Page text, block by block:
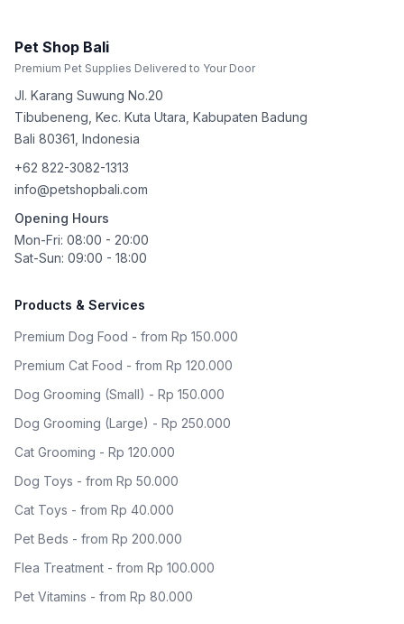
Pet Shop Bali
Premium Pet Supplies Delivered to Your Door
Jl. Karang Suwung No.20
Tibubeneng, Kec. Kuta Utara, Kabupaten Badung
Bali 80361 Indonesia
+62 822-3082-1313
info@petshopbali.com
Opening Hours
Mon-Fri: 08:00 - 20:00
Sat-Sun: 09:00 - 18:00
Products & Services
Premium Dog Food - from Rp 150.000
Premium Cat Food - from Rp 120.000
Dog Grooming (Small) - Rp 150.000
Dog Grooming (Large) - Rp 250.000
Cat Grooming - Rp 120.000
Dog Toys - from Rp 50.000
Cat Toys - from Rp 40.000
Pet Beds - from Rp 200.000
Flea Treatment - from Rp 100.000
Pet Vitamins - from Rp 80.000